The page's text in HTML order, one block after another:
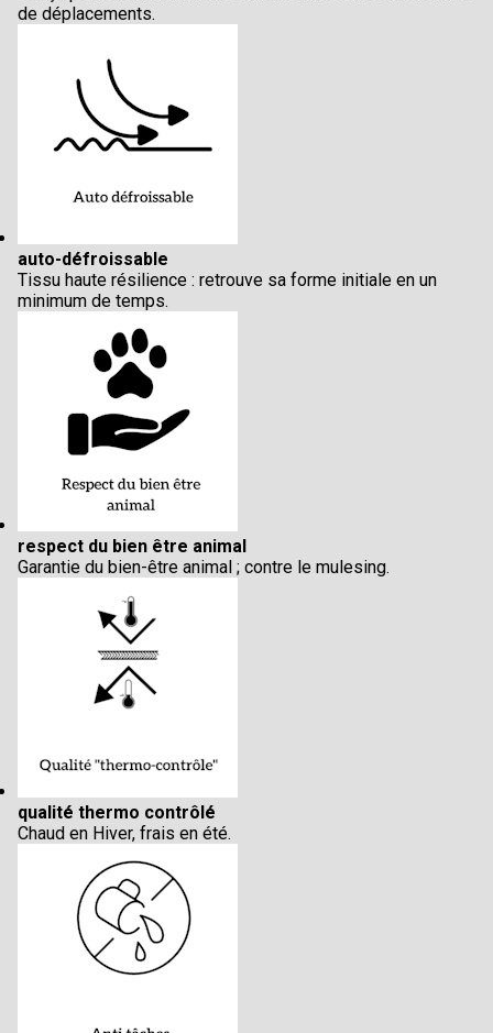
de déplacements.
auto-défroissable
Tissu haute résilience : retrouve sa forme initiale en un
minimum de temps.
respect du bien être animal
Garantie du bien-être animal ; contre le mulesing.
qualité thermo contrôlé
Chaud en Hiver, frais en été.